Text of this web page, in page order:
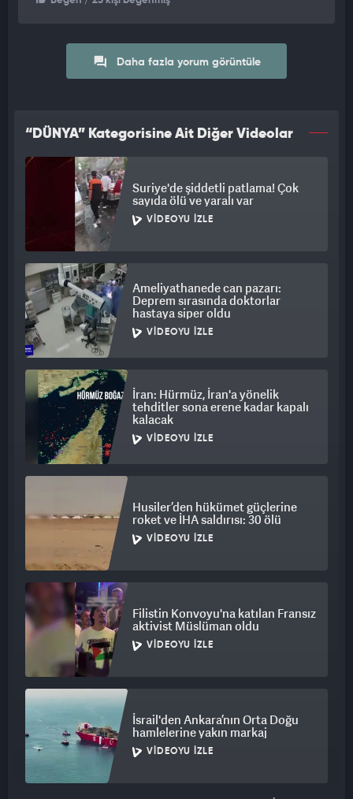
Daha fazla yorum görüntüle
“DÜNYA” Kategorisine Ait Diğer Videolar
Suriye'de şiddetli patlama! Çok
sayıda ölü ve yaralı var
VIDEOYU İZLE
Ameliyathanede can pazarı:
Deprem sırasında doktorlar
hastaya siper oldu
VIDEOYU İZLE
İran: Hürmüz, İran'a yönelik
tehditler sona erene kadar kapalı
kalacak
VIDEOYU İZLE
Husiler’den hükümet güçlerine
roket ve İHA saldırısı: 30 ölü
VIDEOYU İZLE
Filistin Konvoyu'na katılan Fransız
aktivist Müslüman oldu
VIDEOYU İZLE
İsrail'den Ankara’nın Orta Doğu
hamlelerine yakın markaj
VIDEOYU İZLE